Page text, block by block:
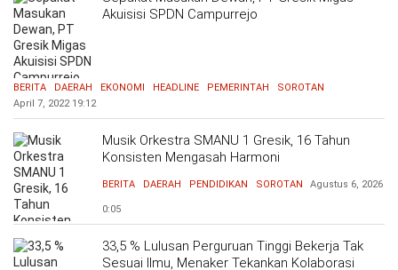
Akuisisi SPDN Campurrejo
BERITA DAERAH EKONOMI HEADLINE PEMERINTAH
SOROTAN
April 7, 2022 19:12
Musik Orkestra SMANU 1 Gresik, 16 Tahun
Konsisten Mengasah Harmoni
BERITA DAERAH PENDIDIKAN SOROTAN Agustus 6, 2026
0:05
33,5 % Lulusan Perguruan Tinggi Bekerja Tak
Sesuai Ilmu, Menaker Tekankan Kolaborasi